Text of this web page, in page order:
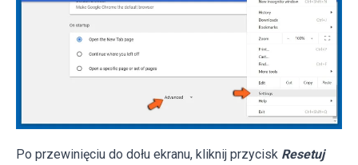
Po przewinięciu do dołu ekranu, kliknij przycisk Resetuj